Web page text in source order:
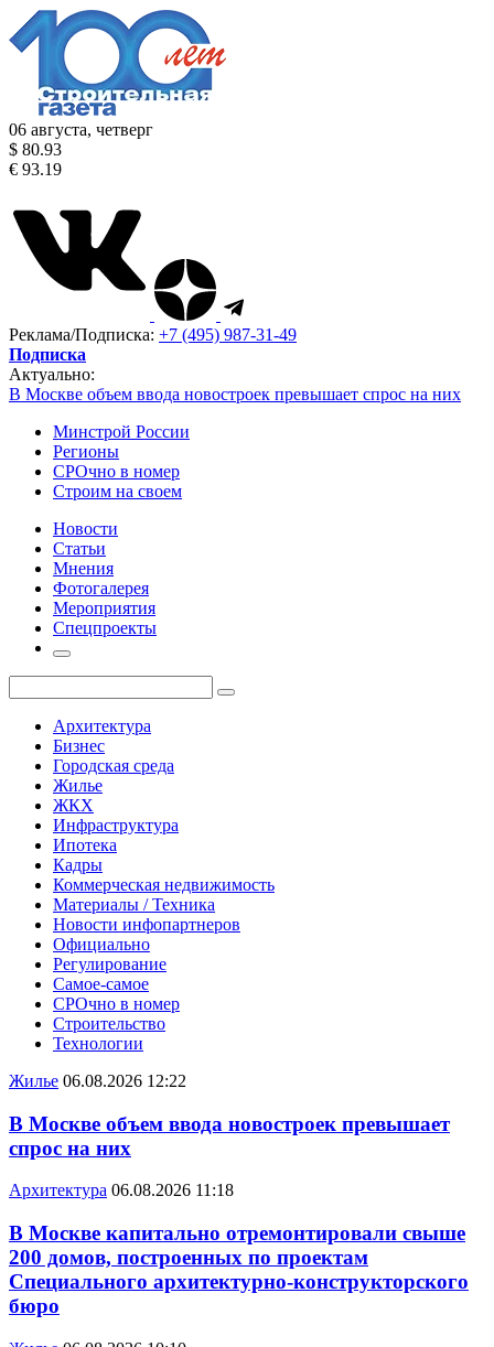
06 августа, четверг
$ 80.93
€ 93.19
Реклама/Подписка: +7 (495) 987-31-49
Подписка
Актуально:
В Москве объем ввода новостроек превышает спрос на них
Минстрой России
Регионы
СРОчно в номер
Строим на своем
Новости
Статьи
Мнения
Фотогалерея
Мероприятия
Спецпроекты
Архитектура
Бизнес
Городская среда
Жилье
ЖКХ
Инфраструктура
Ипотека
Кадры
Коммерческая недвижимость
Материалы / Техника
Новости инфопартнеров
Официально
Регулирование
Самое-самое
СРОчно в номер
Строительство
Технологии
Жилье 06.08.2026 12:22
В Москве объем ввода новостроек превышает
спрос на них
Архитектура 06.08.2026 11:18
В Москве капитально отремонтировали свыше
200 домов, построенных по проектам
Специального архитектурно-конструкторского
бюро